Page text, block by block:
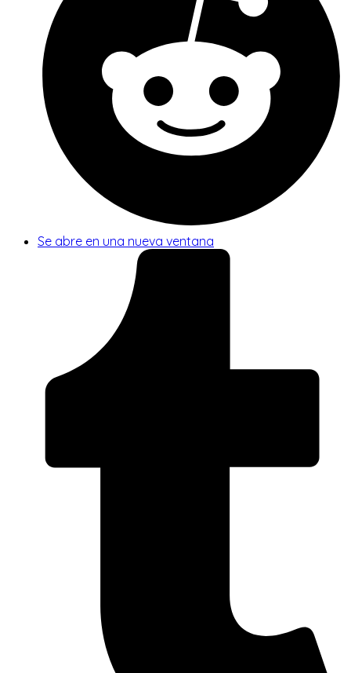
Se abre en una nueva ventana